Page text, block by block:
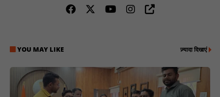
YOU MAY LIKE ज़्यादा दिखाएं